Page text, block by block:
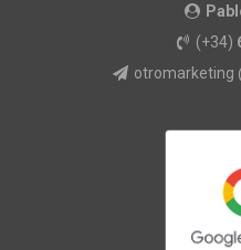
(+34)
otromarketing